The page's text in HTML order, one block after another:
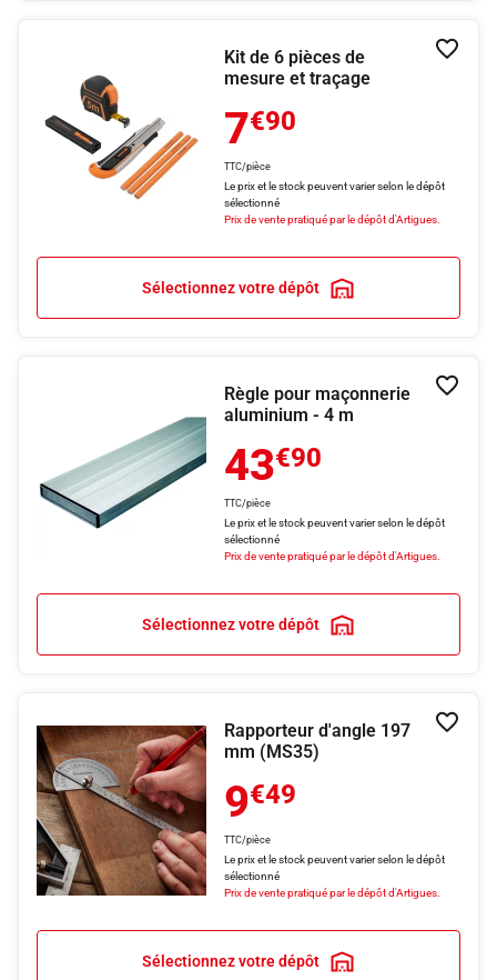
Kit de 6 pièces de
mesure et traçage
7€90
TTC/pièce
Le prix et le stock peuvent varier selon le dépôt
sélectionné
Prix de vente pratiqué par le dépôt d'Artigues.
Sélectionnez votre dépôt
Règle pour maçonnerie
aluminium - 4 m
43€90
TTC/pièce
Le prix et le stock peuvent varier selon le dépôt
sélectionné
Prix de vente pratiqué par le dépôt d'Artigues.
Sélectionnez votre dépôt
Rapporteur d'angle 197
mm (MS35)
9€49
TTC/pièce
Le prix et le stock peuvent varier selon le dépôt
sélectionné
Prix de vente pratiqué par le dépôt d'Artigues.
Sélectionnez votre dépôt